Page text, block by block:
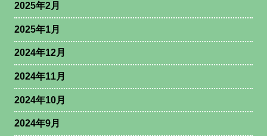
2025年2月
2025年1月
2024年12月
2024年11月
2024年10月
2024年9月